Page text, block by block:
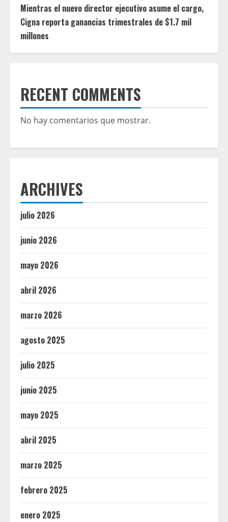
Mientras el nuevo director ejecutivo asume el cargo,
Cigna reporta ganancias trimestrales de $1.7 mil
millones
RECENT COMMENTS
No hay comentarios que mostrar.
ARCHIVES
julio 2026
junio 2026
mayo 2026
abril 2026
marzo 2026
agosto 2025
julio 2025
junio 2025
mayo 2025
abril 2025
marzo 2025
febrero 2025
enero 2025